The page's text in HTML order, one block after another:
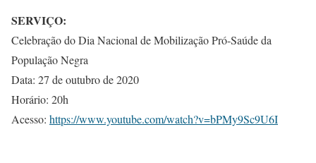
SERVIÇO:
Celebração do Dia Nacional de Mobilização Pró-Saúde da
População Negra
Data: 27 de outubro de 2020
Horário: 20h
Acesso: https://www.youtube.com/watch?v=bPMy9Sc9U6I